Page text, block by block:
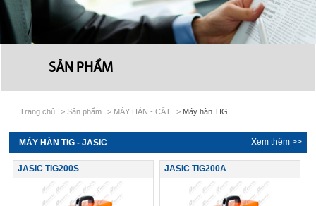
SẢN PHẨM
Trang chủ >Sản phẩm > MÁY HÀN - CẮT > Máy hàn TIG
MÁY HÀN TIG - JASIC Xem thêm >>
JASIC TIG200S JASIC TIG200A